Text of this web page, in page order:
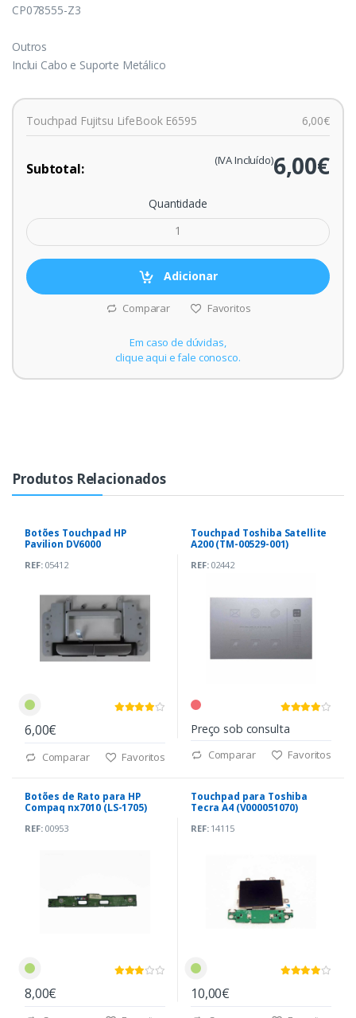
CP078555-Z3
Outros
Inclui Cabo e Suporte Metálico
Touchpad Fujitsu LifeBook E6595 6,00€
Subtotal: 6,00€
(IVA Incluído)
Quantidade
Adicionar
Comparar Favoritos
Em caso de dúvidas,
clique aqui e fale conosco.
Produtos Relacionados
Botões Touchpad HP
Pavilion DV6000
REF:05412
6,00€
Comparar Favoritos
Touchpad Toshiba Satellite
A200 (TM-00529-001)
REF:02442
Preço sob consulta
Comparar Favoritos
Botões de Rato para HP
Compaq nx7010 (LS-1705)
REF:00953
8,00€
Touchpad para Toshiba
Tecra A4 (V000051070)
REF:14115
10,00€